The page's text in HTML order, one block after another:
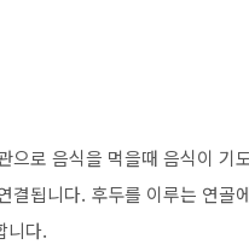
으로 음식을 먹을때 음식이
결됩니다. 후두를 이루는 연
니다.